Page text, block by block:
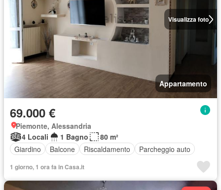
Visualizza foto
Appartamento
69.000 €
Piemonte, Alessandria
4 Locali
1 Bagno
80 m²
Giardino
Balcone Riscaldamento Parcheggio auto
1 giorno, 1 ora fa in Casa.it